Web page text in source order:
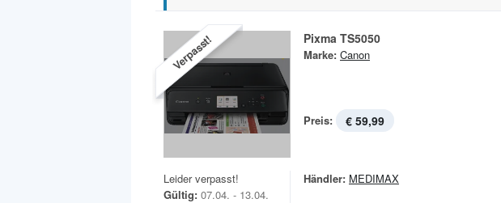
Verpasst! Pixma TS5050
Marke: Canon
Preis: € 59,99
Leider verpasst!
Gültig: 07.04. - 13.04.
Händler: MEDIMAX